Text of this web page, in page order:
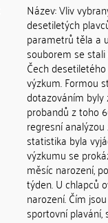
Název: Vliv
desetiletých
parametrů těla a
souborem se
Čech
výzkum. Formou
dotazováním byly
probandů z toho
regresní
statistika byla
výzkumu se
měsíc narození,
týden. U chlapců
narození. Čím
sportovní plavání,